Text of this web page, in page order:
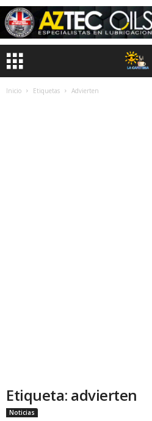
Inicio Etiquetas Advierten
Etiqueta: advierten
Noticias